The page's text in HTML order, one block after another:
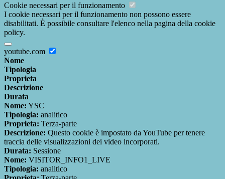
Cookie necessari per il funzionamento
I cookie necessari per il funzionamento non possono essere
disabilitati. È possibile consultare l'elenco nella pagina della cookie
policy.
youtube.com
Nome
Tipologia
Proprieta
Descrizione
Durata
Nome: YSC
Tipologia: analitico
Proprieta: Terza-parte
Descrizione: Questo cookie è impostato da YouTube per tenere
traccia delle visualizzazioni dei video incorporati.
Durata: Sessione
Nome: VISITOR_INFO1_LIVE
Tipologia: analitico